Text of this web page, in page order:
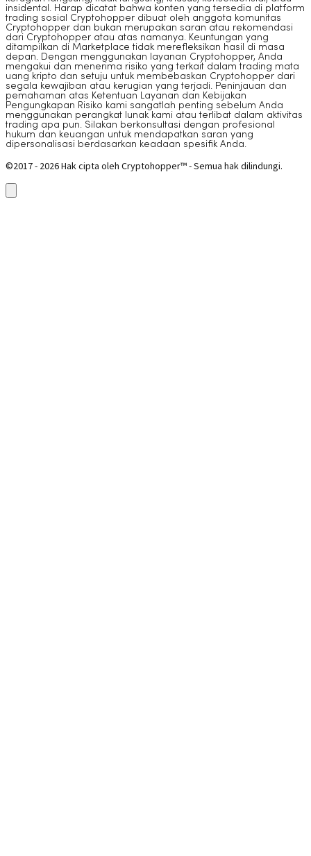
insidental. Harap dicatat bahwa konten yang tersedia di platform
trading sosial Cryptohopper dibuat oleh anggota komunitas
Cryptohopper dan bukan merupakan saran atau rekomendasi
dari Cryptohopper atau atas namanya. Keuntungan yang
ditampilkan di Marketplace tidak merefleksikan hasil di masa
depan. Dengan menggunakan layanan Cryptohopper, Anda
mengakui dan menerima risiko yang terkait dalam trading mata
uang kripto dan setuju untuk membebaskan Cryptohopper dari
segala kewajiban atau kerugian yang terjadi. Peninjauan dan
pemahaman atas Ketentuan Layanan dan Kebijakan
Pengungkapan Risiko kami sangatlah penting sebelum Anda
menggunakan perangkat lunak kami atau terlibat dalam aktivitas
trading apa pun. Silakan berkonsultasi dengan profesional
hukum dan keuangan untuk mendapatkan saran yang
dipersonalisasi berdasarkan keadaan spesifik Anda.
©2017 - 2026 Hak cipta oleh Cryptohopper™ - Semua hak dilindungi.